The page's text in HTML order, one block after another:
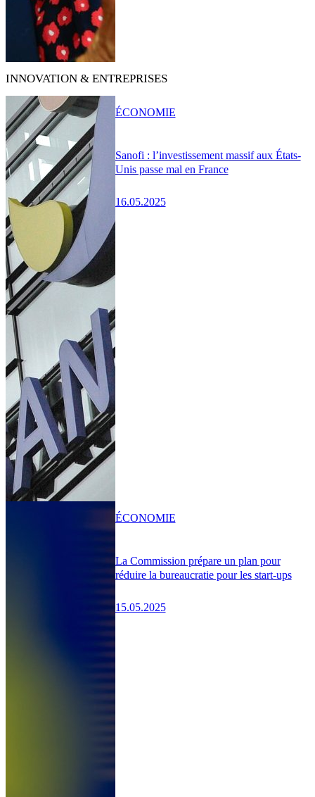
INNOVATION & ENTREPRISES
Sanofi : l’investissement massif aux États-
Unis passe mal en France
16.05.2025
ÉCONOMIE
La Commission prépare un plan pour
réduire la bureaucratie pour les start-ups
15.05.2025
ÉCONOMIE